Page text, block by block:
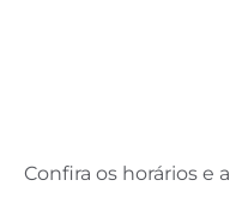
Confira os horários e